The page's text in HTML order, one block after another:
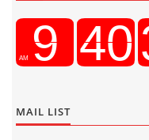
MAIL LIST